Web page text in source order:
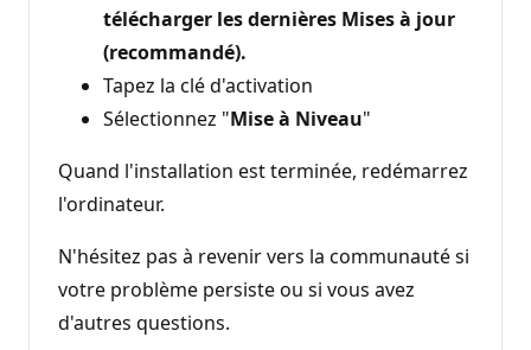
télécharger les dernières Mises à jour
(recommandé).
Tapez la clé d'activation
Sélectionnez "Mise à Niveau"
Quand l'installation est terminée, redémarrez
l'ordinateur.
N'hésitez pas à revenir vers la communauté si
votre problème persiste ou si vous avez
d'autres questions.